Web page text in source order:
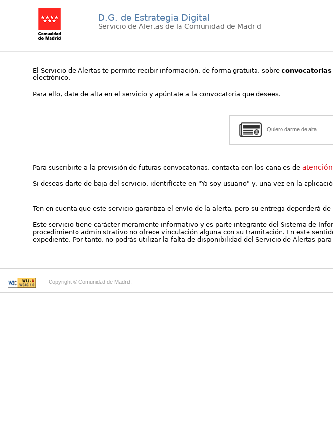
D.G. de Estrategia Digital
Servicio de Alertas de la Comunidad de Madrid
El Servicio de Alertas te permite recibir información, de forma gratuita, sobre
electrónico.
Para ello, date de alta en el servicio y apúntate a la convocatoria que desees.
Quiero darme de alta
Para suscribirte a la previsión de futuras convocatorias, contacta con los canales de
Si deseas darte de baja del servicio, identifícate en "Ya soy usuario" y, una vez en la
Ten en cuenta que este servicio garantiza el envío de la alerta, pero su entrega dependerá
Este servicio tiene carácter meramente informativo y es parte integrante del Sistema de
procedimiento administrativo no ofrece vinculación alguna con su tramitación. En este
expediente. Por tanto, no podrás utilizar la falta de disponibilidad del Servicio de Alertas
Copyright © Comunidad de Madrid.